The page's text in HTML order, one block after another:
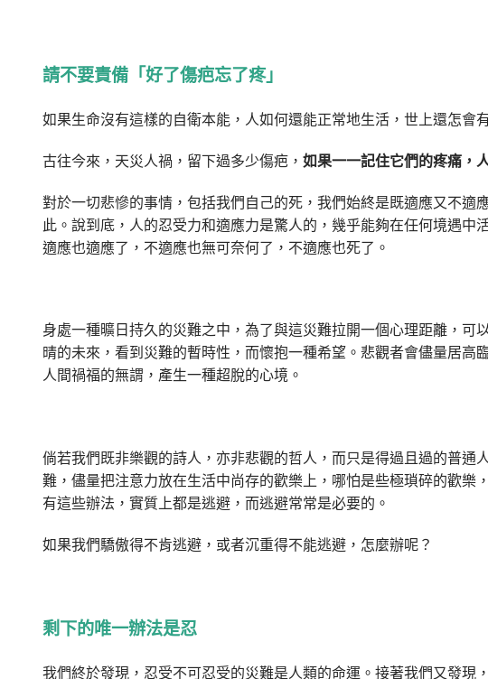
請不要責備「好了傷疤忘了疼」
如果生命沒有這樣的自衛本能，人如何還能正常地生活，世上還怎會
古往今來，天災人禍，留下過多少傷疤， 如果一一記住它們的疼痛，
對於一切悲慘的事情，包括我們自己的死，我們始終是既適應又不
此。說到底，人的忍受力和適應力是驚人的，幾乎能夠在任何境遇
適應也適應了，不適應也無可奈何了，不適應也死了。
身處一種曠日持久的災難之中，為了與這災難拉開一個心理距離，
晴的未來，看到災難的暫時性，而懷抱一種希望。悲觀者會儘量居
人間禍福的無謂，產生一種超脫的心境。
倘若我們既非樂觀的詩人，亦非悲觀的哲人，而只是得過且過的普通
難，儘量把注意力放在生活中尚存的歡樂上，哪怕是些極瑣碎的歡
有這些辦法，實質上都是逃避，而逃避常常是必要的。
如果我們驕傲得不肯逃避，或者沉重得不能逃避，怎麼辦呢？
剩下的唯一辦法是忍
我們終於發現，忍受不可忍受的災難是人類的命運。接著我們又發現